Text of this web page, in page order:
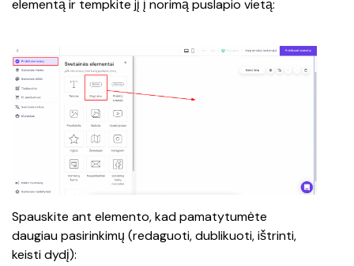
elementą ir tempkite jį į norimą puslapio vietą:
Spauskite ant elemento, kad pamatytumėte
daugiau pasirinkimų (redaguoti, dublikuoti, ištrinti,
keisti dydį):